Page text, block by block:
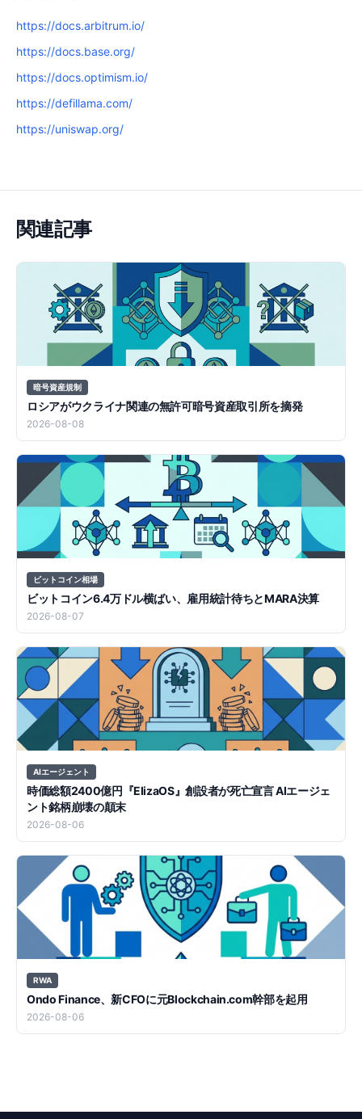
https://docs.arbitrum.io/
https://docs.base.org/
https://docs.optimism.io/
https://defillama.com/
https://uniswap.org/
関連記事
暗号資産規制
ロシアがウクライナ関連の無許可暗号資産取引所を摘発
2026-08-08
ビットコイン相場
ビットコイン6.4万ドル横ばい、雇用統計待ちとMARA決算
2026-08-07
AIエージェント
時価総額2400億円『ElizaOS』創設者が死亡宣言 AIエージェ
ント銘柄崩壊の顛末
2026-08-06
RWA
Ondo Finance、新CFOに元Blockchain.com幹部を起用
2026-08-06